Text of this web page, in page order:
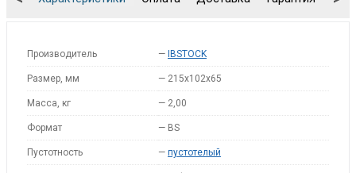
Производитель — IBSTOCK
Размер, мм — 215x102x65
Масса, кг — 2,00
Формат — BS
Пустотность — пустотелый